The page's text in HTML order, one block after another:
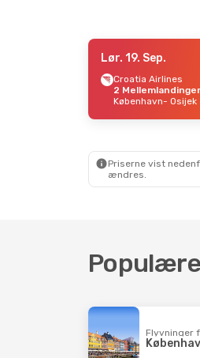
- Man. 28. Sep.
- Osijek
Lør. 19. Sep.
Croatia Airlines
2 Mellemlandinger
København- Osijek
Priserne vist
ændres.
Flyvninger